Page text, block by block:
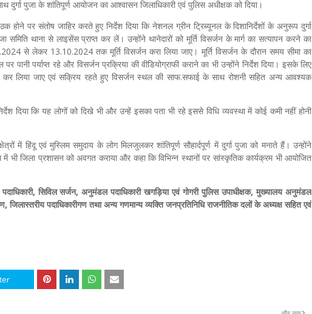
पुजा के शांतिपूर्ण आयोजन का आश्वासन जिलाधिकारी एवं पुलिस अधीक्षक को दिया।
होने पर संतोष जाहिर करते हुए निर्देश दिया कि नेशनल ग्रीन ट्रिब्यूनल के दिशानिर्देशों के अनुरूप दुर्गा
समिति थाना से लाइसेंस प्राप्त कर लें। उन्होंने थानेदारों को मूर्ति विसर्जन के मार्ग का सत्यापन करने का
से लेकर 13.10.2024 तक मूर्ति विसर्जन करा लिया जाए। मूर्ति विसर्जन के दौरान समय सीमा का
पर्याप्त रहे और विसर्जन प्रक्रिया की वीडियोग्राफी कराने का भी उन्होंने निर्देश दिया। इसके लिए
लिया जाए एवं सक्रिय रहते हुए विसर्जन स्थल की साफ.सफाई के साथ रोशनी सहित अन्य आवश्यक
दिया कि यह लोगों को दिखे भी और उन्हें इसका पता भी रहे इससे विधि व्यवस्था में कोई कमी नहीं होनी
में हिंदू एवं मुस्लिम समुदाय के लोग मिलजुलकर शांतिपूर्ण सौहार्दपूर्ण में दुर्गा पुजा को मनाते हैं। उन्होंने
जिला प्रशासन को अवगत कराया और कहा कि विभिन्न स्थानों पर सांस्कृतिक कार्यक्रम भी आयोजित
सिविल सर्जन, अनुमंडल पदाधिकारी खगड़िया एवं गोगरी पुलिस उपाधीक्षक, मुख्यालय अनुमंडल
जिलास्तरीय पदाधिकारीगण तथा अन्य गणमान्य व्यक्ति जनप्रतिनिधि राजनीतिक दलों के अध्यक्ष सहित एवं